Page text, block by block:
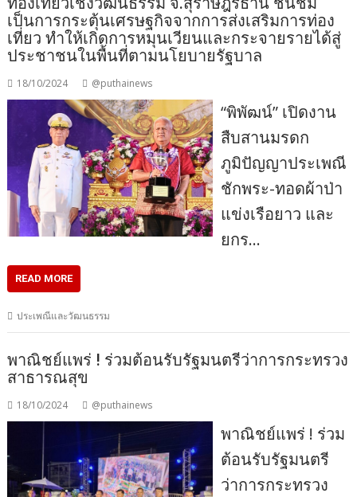
เป็นการกระตุ้นเศรษฐกิจจากการส่งเสริมการท่อง
เที่ยว ทำให้เกิดการหมุนเวียนและกระจายรายได้สู่
ประชาชนในพื้นที่ตามนโยบายรัฐบาล
18/10/2024 @puthainews
“พิพัฒน์” เปิดงาน
สืบสานมรดก
ภูมิปัญญาประเพณี
ชักพระ-ทอดผ้าป่า
แข่งเรือยาว และ
ยกร…
READ MORE
ประเพณีและวัฒนธรรม
พาณิชย์แพร่ ! ร่วมต้อนรับรัฐมนตรีว่าการกระทรวง
สาธารณสุข
18/10/2024 @puthainews
พาณิชย์แพร่ ! ร่วม
ต้อนรับรัฐมนตรี
ว่าการกระทรวง